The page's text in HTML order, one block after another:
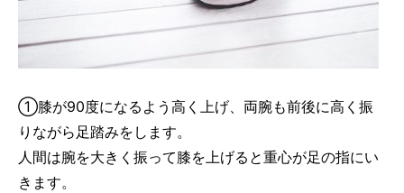
①膝が90度になるよう高く上げ、両腕も前後に高く振
りながら足踏みをします。
人間は腕を大きく振って膝を上げると重心が足の指にい
きます。